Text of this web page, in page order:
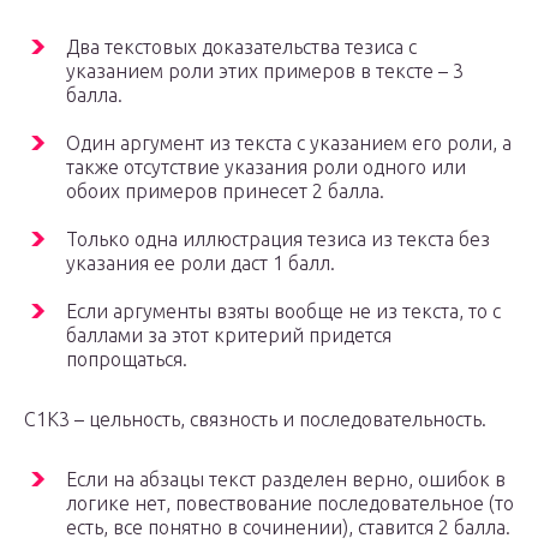
Два текстовых доказательства тезиса с
указанием роли этих примеров в тексте – 3
балла.
Один аргумент из текста с указанием его роли, а
также отсутствие указания роли одного или
обоих примеров принесет 2 балла.
Только одна иллюстрация тезиса из текста без
указания ее роли даст 1 балл.
Если аргументы взяты вообще не из текста, то с
баллами за этот критерий придется
попрощаться.
С1К3 – цельность, связность и последовательность.
Если на абзацы текст разделен верно, ошибок в
логике нет, повествование последовательное (то
есть, все понятно в сочинении), ставится 2 балла.